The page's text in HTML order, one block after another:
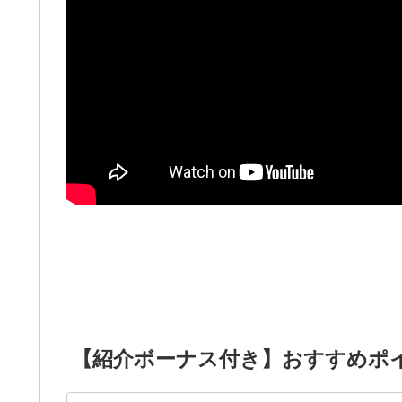
【紹介ボーナス付き】おすすめ